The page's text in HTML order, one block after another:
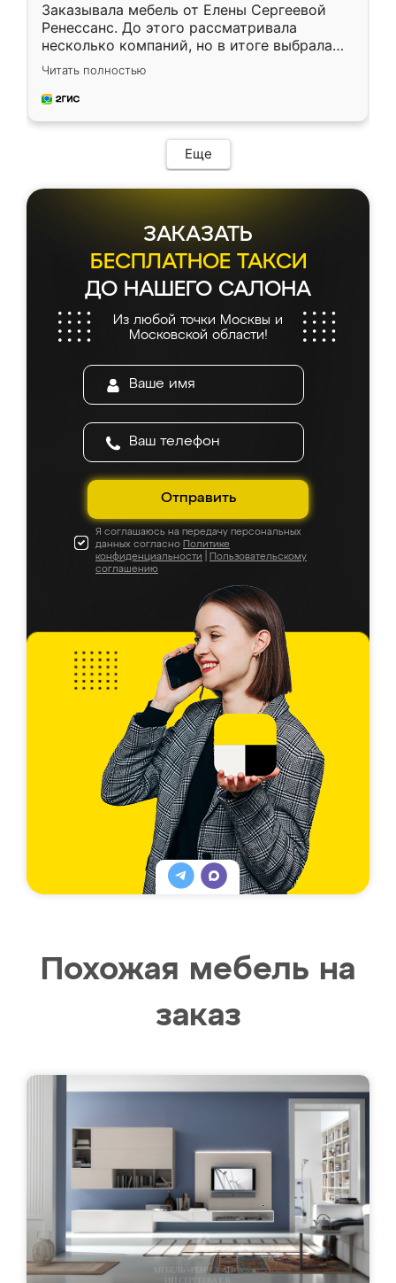
Заказывала мебель от Елены Сергеевой
Ренессанс. До этого рассматривала
несколько компаний, но в итоге выбрала
эту. Сначала обговорили условия, потом
приехал замерщик, всё спокойно объяснил
и снял размеры. Изготовили в срок, с
мебель сразу встала на свое место без
каких-либо доработок. Качеством осталась
довольна, все выглядит так, как и ожидала.
Читать полностью
Еще
ЗАКАЗАТЬ
БЕСПЛАТНОЕ ТАКСИ
ДО НАШЕГО САЛОНА
Из любой точки Москвы и
Московской области!
Отправить
Я соглашаюсь на передачу персональных
данных согласно Политике
конфиденциальности
Пользовательскому
соглашению
Похожая мебель на
заказ